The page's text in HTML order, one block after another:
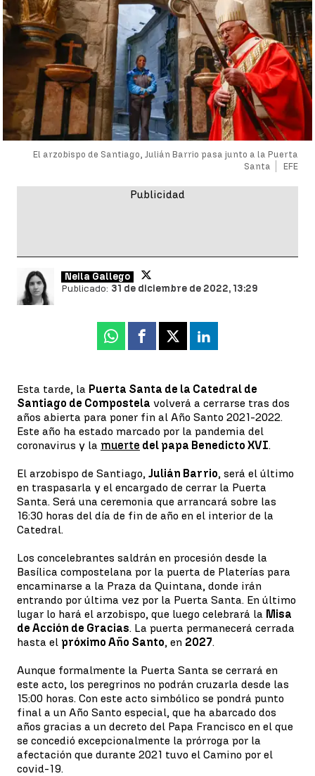
El arzobispo de Santiago, Julián Barrio pasa junto a la Puerta
Santa
EFE
Neila Gallego
Publicado: 31 de diciembre de 2022, 13:29
Whatsapp
Facebook
X Linkedin
Esta tarde, la Puerta Santa de la Catedral de
Santiago de Compostela volverá a cerrarse tras dos
años abierta para poner fin al Año Santo 2021-2022.
Este año ha estado marcado por la pandemia del
coronavirus y la muerte del papa Benedicto XVI.
El arzobispo de Santiago, Julián Barrio, será el último
en traspasarla y el encargado de cerrar la Puerta
Santa. Será una ceremonia que arrancará sobre las
16:30 horas del día de fin de año en el interior de la
Catedral.
Los concelebrantes saldrán en procesión desde la
Basílica compostelana por la puerta de Platerías para
encaminarse a la Praza da Quintana, donde irán
entrando por última vez por la Puerta Santa. En último
lugar lo hará el arzobispo, que luego celebrará la Misa
de Acción de Gracias. La puerta permanecerá cerrada
hasta el próximo Año Santo, en 2027.
Aunque formalmente la Puerta Santa se cerrará en
este acto, los peregrinos no podrán cruzarla desde las
15:00 horas. Con este acto simbólico se pondrá punto
final a un Año Santo especial, que ha abarcado dos
años gracias a un decreto del Papa Francisco en el que
se concedió excepcionalmente la prórroga por la
afectación que durante 2021 tuvo el Camino por el
covid-19.